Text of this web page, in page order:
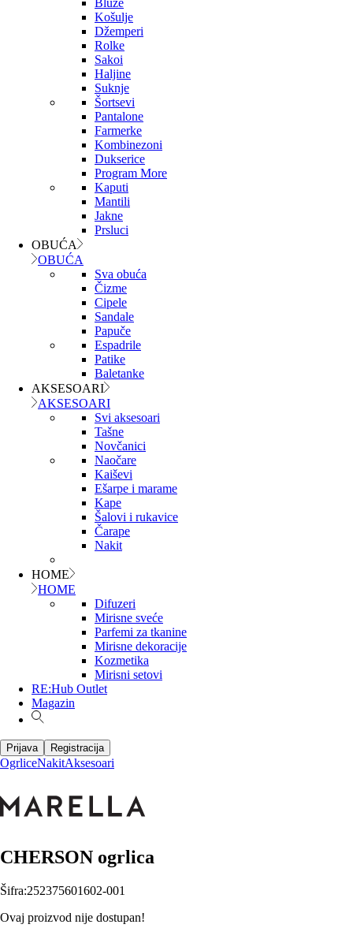
Bluze
Košulje
Džemperi
Rolke
Sakoi
Haljine
Suknje
Šortsevi
Pantalone
Farmerke
Kombinezoni
Dukserice
Program More
Kaputi
Mantili
Jakne
Prsluci
OBUĆA
OBUĆA
Sva obuća
Čizme
Cipele
Sandale
Papuče
Espadrile
Patike
Baletanke
AKSESOARI
AKSESOARI
Svi aksesoari
Tašne
Novčanici
Naočare
Kaiševi
Ešarpe i marame
Kape
Šalovi i rukavice
Čarape
Nakit
HOME
HOME
Difuzeri
Mirisne sveće
Parfemi za tkanine
Mirisne dekoracije
Kozmetika
Mirisni setovi
RE:Hub Outlet
Magazin
Prijava Registracija
OgrliceNakitAksesoari
CHERSON ogrlica
Šifra:252375601602-001
Ovaj proizvod nije dostupan!